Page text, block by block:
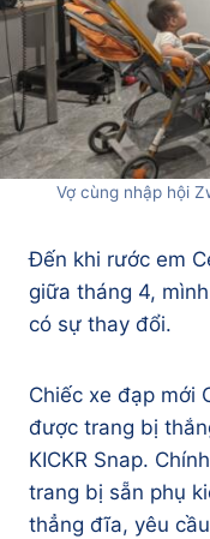
Vợ cùng nhập hội
Đến khi rước em
giữa tháng 4,
có sự thay đổi.
Chiếc xe đạp mới
được trang bị
KICKR Snap.
trang bị sẵn phụ
thẳng đĩa, yêu